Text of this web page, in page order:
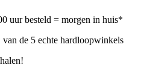
besteld = morgen in huis*
de 5 echte hardloopwinkels